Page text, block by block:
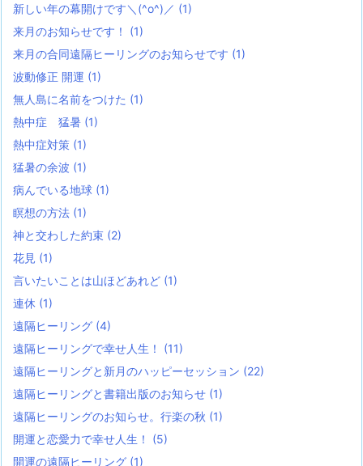
新しい年の幕開けです＼(^o^)／ (1)
来月のお知らせです！ (1)
来月の合同遠隔ヒーリングのお知らせです (1)
波動修正 開運 (1)
無人島に名前をつけた (1)
熱中症 猛暑 (1)
熱中症対策 (1)
猛暑の余波 (1)
病んでいる地球 (1)
瞑想の方法 (1)
神と交わした約束 (2)
花見 (1)
言いたいことは山ほどあれど (1)
連休 (1)
遠隔ヒーリング (4)
遠隔ヒーリングで幸せ人生！ (11)
遠隔ヒーリングと新月のハッピーセッション (22)
遠隔ヒーリングと書籍出版のお知らせ (1)
遠隔ヒーリングのお知らせ。行楽の秋 (1)
開運と恋愛力で幸せ人生！ (5)
開運の遠隔ヒーリング (1)